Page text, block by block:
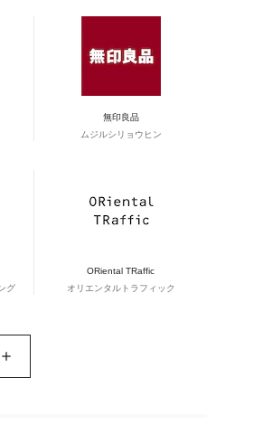
無印良品
ムジルシリョウヒン
グ
ORiental TRaffic
オリエンタルトラフィック